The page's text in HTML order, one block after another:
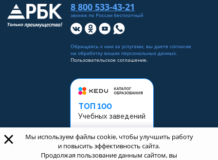
ТОП 100
Учебных заведений
Рейтинг: 5
8 800 533-43-21
звонок по России бесплатный
Обращаясь к нам за услугами, вы даете согласие
на обработку ваших персональных данных.
Пользовательское соглашение.
×
Мы используем файлы cookie, чтобы улучшить работу
и повысить эффективность сайта.
Продолжая пользование данным сайтом, вы